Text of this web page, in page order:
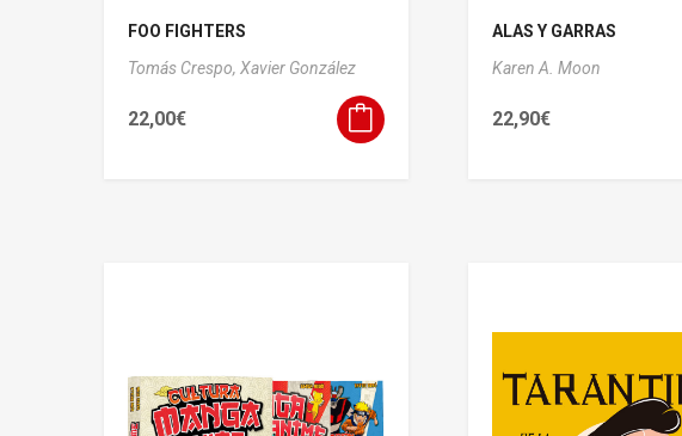
FOO FIGHTERS
Tomás Crespo, Xavier González
22,00€
ALAS Y GARRAS
Karen A. Moon
22,90€